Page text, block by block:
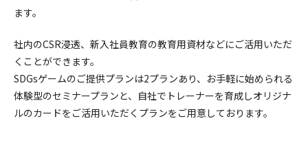
ます。
社内のCSR浸透、新入社員教育の教育用資材などにご活用いただ
くことができます。
SDGsゲームのご提供プランは2プランあり、お手軽に始められる
体験型のセミナープランと、自社でトレーナーを育成しオリジナ
ルのカードをご活用いただくプランをご用意しております。